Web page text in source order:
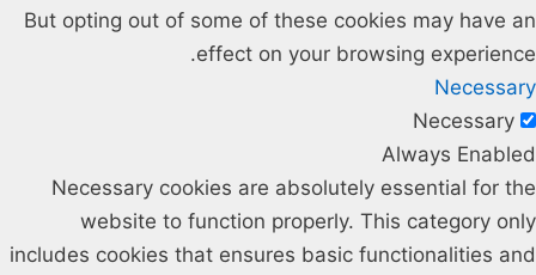
But opting out of some of these cookies may have an
effect on your browsing experience.
Necessary
Necessary
Always Enabled
Necessary cookies are absolutely essential for the
website to function properly. This category only
includes cookies that ensures basic functionalities and